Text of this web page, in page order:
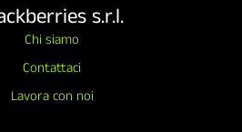
s.r.l.
Chi siamo
Contattaci
Lavora con noi